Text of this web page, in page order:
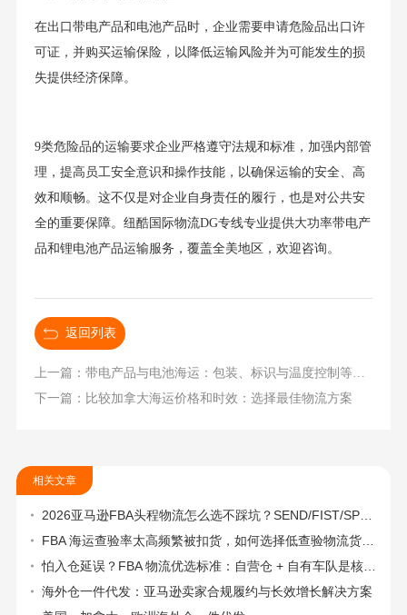
在出口带电产品和电池产品时，企业需要申请危险品出口许
可证，并购买运输保险，以降低运输风险并为可能发生的损
失提供经济保障。
9类危险品的运输要求企业严格遵守法规和标准，加强内部管
理，提高员工安全意识和操作技能，以确保运输的安全、高
效和顺畅。这不仅是对企业自身责任的履行，也是对公共安
全的重要保障。纽酷国际物流DG专线专业提供大功率带电产
品和锂电池产品运输服务，覆盖全美地区，欢迎咨询。
返回列表
上一篇：带电产品与电池海运：包装、标识与温度控制等合规运输
下一篇：比较加拿大海运价格和时效：选择最佳物流方案
相关文章
2026亚马逊FBA头程物流怎么选不踩坑？SEND/FIST/SPN官方认证物流商，只有这家敢承诺“准达率第一”
FBA 海运查验率太高频繁被扣货，如何选择低查验物流货代？
怕入仓延误？FBA 物流优选标准：自营仓 + 自有车队是核心硬指标
海外仓一件代发：亚马逊卖家合规履约与长效增长解决方案